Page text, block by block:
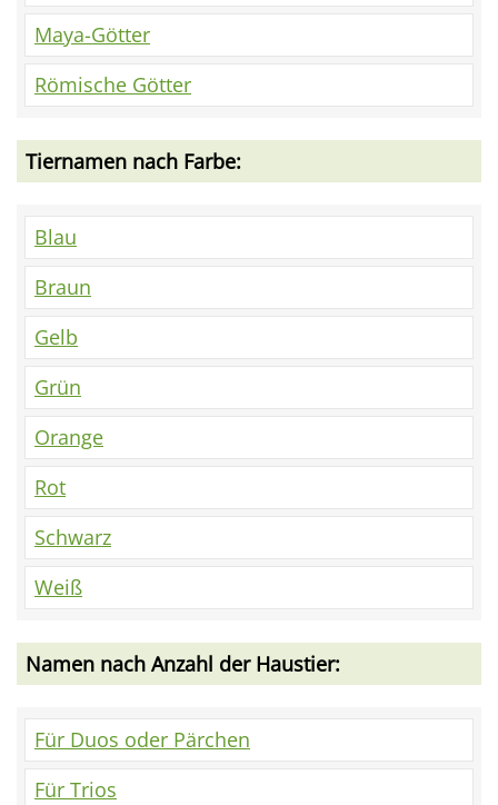
Maya-Götter
Römische Götter
Tiernamen nach Farbe:
Blau
Braun
Gelb
Grün
Orange
Rot
Schwarz
Weiß
Namen nach Anzahl der Haustier:
Für Duos oder Pärchen
Für Trios